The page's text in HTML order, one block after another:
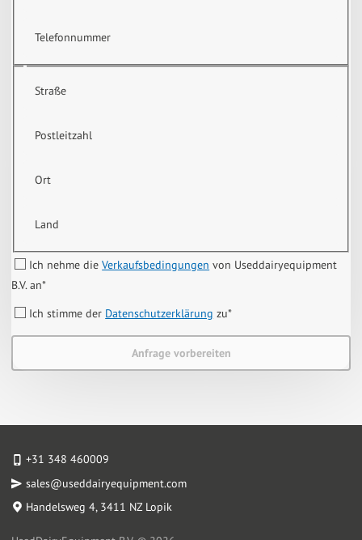
Telefonnummer
Straße
Postleitzahl
Ort
Land
Ich nehme dieVerkaufsbedingungen von Useddairyequipment
B.V. an*
Ich stimme der Datenschutzerklärung zu*
Anfrage vorbereiten
+31 348 460009
sales@useddairyequipment.com
Handelsweg 4, 3411 NZ Lopik